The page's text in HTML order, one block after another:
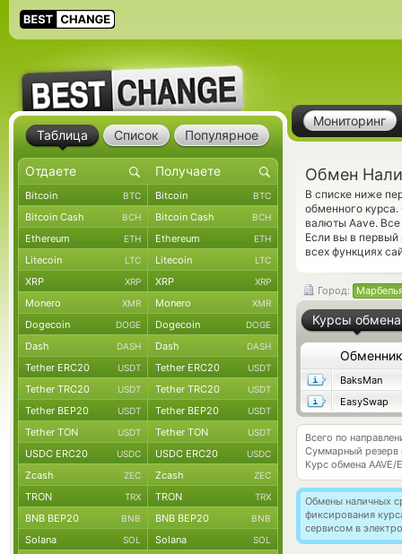
Мониторинг
Обмен
В списке ниже
обменного
валюты Aave.
Если вы в первый
всех функциях
Город:
Курсы обмена
Обменник
BaksMan
EasySwap
Всего по
Суммарный резерв
Курс обмена AAVE/
Обмены наличных
фиксирования
сервисом в
Таблица Список Популярное
Bitcoin BTC Bitcoin BTC
Bitcoin Cash BCH Bitcoin Cash BCH
Ethereum ETH Ethereum ETH
Litecoin LTC Litecoin LTC
XRP XRP XRP XRP
Monero XMR Monero XMR
Dogecoin DOGE Dogecoin DOGE
Dash DASH Dash DASH
Tether ERC20 USDT Tether ERC20 USDT
Tether TRC20 USDT Tether TRC20 USDT
Tether BEP20 USDT Tether BEP20 USDT
Tether TON USDT Tether TON USDT
USDC ERC20 USDC USDC ERC20 USDC
Zcash ZEC Zcash ZEC
TRON TRX TRON TRX
BNB BEP20 BNB BNB BEP20 BNB
Solana SOL Solana SOL